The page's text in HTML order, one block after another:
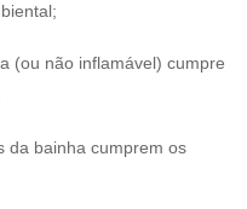
(ou não inflamável) cumpre
da bainha cumprem os